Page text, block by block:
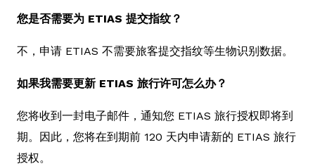
您是否需要为 ETIAS 提交指纹？
不，申请 ETIAS 不需要旅客提交指纹等生物识别数据。
如果我需要更新 ETIAS 旅行许可怎么办？
您将收到一封电子邮件，通知您 ETIAS 旅行授权即将到
期。因此，您将在到期前 120 天内申请新的 ETIAS 旅行
授权。